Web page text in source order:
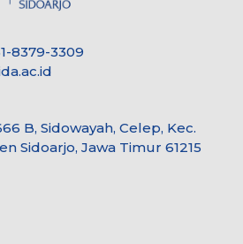
3309
B, Sidowayah, Celep, Kec.
Sidoarjo, Jawa Timur 61215